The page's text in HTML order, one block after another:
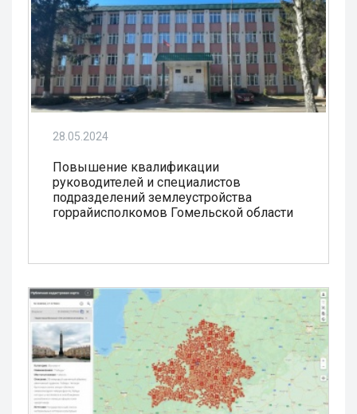
28.05.2024
Повышение квалификации
руководителей и специалистов
подразделений землеустройства
горрайисполкомов Гомельской области